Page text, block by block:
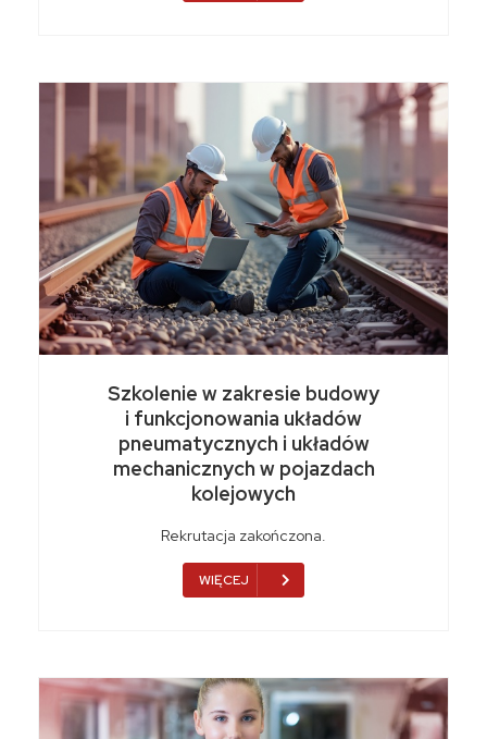
Szkolenie w zakresie budowy
i funkcjonowania układów
pneumatycznych i układów
mechanicznych w pojazdach
kolejowych
Rekrutacja zakończona.
WIĘCEJ